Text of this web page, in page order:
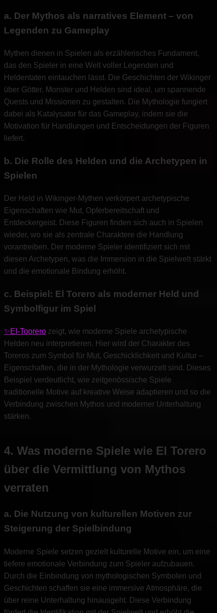
a. Der Mythos als narratives Element – von
Legenden zu Gameplay
Mythen dienen in Spielen als erzählerisches Fundament,
das den Spieler in eine Welt voller Legenden und
Heldentaten eintauchen lässt. Die Geschichten der Wikinger
über Götter, Monster und Helden sind ideal, um spannende
Quests und Missionen zu gestalten. Die Mythologie fungiert
dabei als Katalysator für das Gameplay, indem sie die
Motivation für Handlungen und Entscheidungen der Figuren
liefert.
b. Die Rolle des Helden und die Archetypen in
Spielen
Der Held in Wikinger-Mythen verkörpert archetypische
Eigenschaften wie Mut, Opferbereitschaft und
Entdeckergeist. Diese Figuren finden sich auch in Spielen
wieder, wo sie als zentrale Charaktere die Handlung
vorantreiben. Der moderne Spieler identifiziert sich mit
diesen Archetypen, was die Immersion in die Spielwelt stärkt
und die emotionale Bindung erhöht.
c. Beispiel: El Torero als moderner Held und
Symbolfigur im Spiel
✨El-Toorero zeigt, wie moderne Spiele archetypische
Helden neu interpretieren. Hier wird der Charakter des
Toreros zum Symbol für Mut, Geschicklichkeit und Kultur –
Eigenschaften, die in der Mythologie verwurzelt sind. Dieses
Beispiel verdeutlicht, wie zeitgenössische Spiele
traditionelle Motive auf kreative Weise adaptieren und so die
Verbindung zwischen Mythos und moderner Unterhaltung
stärken.
4. Was moderne Spiele wie El Torero
über die Vermittlung von Mythos
verraten
a. Die Nutzung von kulturellen Motiven zur
Steigerung der Spielbindung
Moderne Spiele setzen gezielt kulturelle Motive ein, um eine
tiefere emotionale Verbindung zum Spieler aufzubauen.
Durch die Einbindung von mythologischen Symbolen und
Geschichten schaffen sie eine immersive Atmosphäre, die
über reine Unterhaltung hinausgeht. Diese Verbindung